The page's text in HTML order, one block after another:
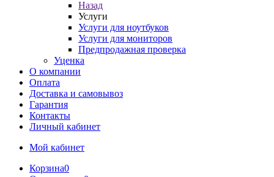
Назад
Услуги
Услуги для ноутбуков
Услуги для мониторов
Предпродажная проверка
Уценка
О компании
Оплата
Доставка и самовывоз
Гарантия
Контакты
Личный кабинет
Мой кабинет
Корзина0